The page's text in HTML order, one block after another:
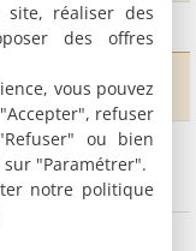
réaliser des
des offres
vous pouvez
refuser
ou bien
"Paramétrer".
notre politique